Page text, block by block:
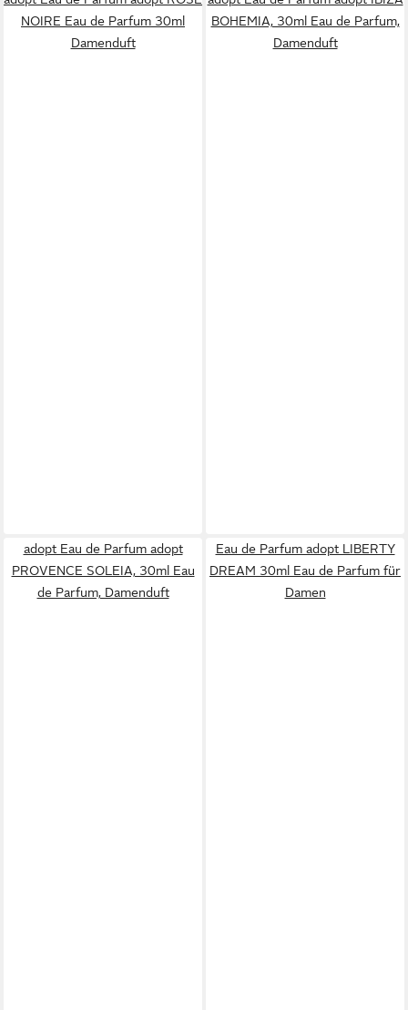
NOIRE Eau de Parfum 30ml
Damenduft
BOHEMIA, 30ml Eau de Parfum,
Damenduft
adopt Eau de Parfum adopt
PROVENCE SOLEIA, 30ml Eau
de Parfum, Damenduft
Eau de Parfum adopt LIBERTY
DREAM 30ml Eau de Parfum für
Damen